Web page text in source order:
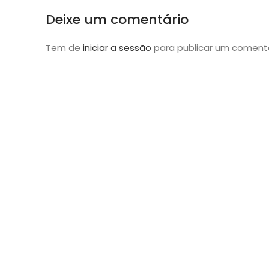
Deixe um comentário
Tem de iniciar a sessão para publicar um